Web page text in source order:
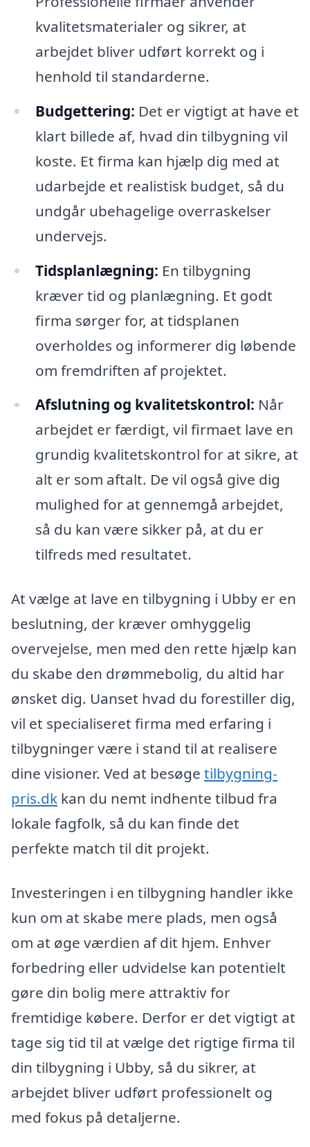
kvalitetsmaterialer og sikrer, at
arbejdet bliver udført korrekt og i
henhold til standarderne.
Budgettering: Det er vigtigt at have et
klart billede af, hvad din tilbygning vil
koste. Et firma kan hjælp dig med at
udarbejde et realistisk budget, så du
undgår ubehagelige overraskelser
undervejs.
Tidsplanlægning: En tilbygning
kræver tid og planlægning. Et godt
firma sørger for, at tidsplanen
overholdes og informerer dig løbende
om fremdriften af projektet.
Afslutning og kvalitetskontrol: Når
arbejdet er færdigt, vil firmaet lave en
grundig kvalitetskontrol for at sikre, at
alt er som aftalt. De vil også give dig
mulighed for at gennemgå arbejdet,
så du kan være sikker på, at du er
tilfreds med resultatet.
At vælge at lave en tilbygning i Ubby er en
beslutning, der kræver omhyggelig
overvejelse, men med den rette hjælp kan
du skabe den drømmebolig, du altid har
ønsket dig. Uanset hvad du forestiller dig,
vil et specialiseret firma med erfaring i
tilbygninger være i stand til at realisere
dine visioner. Ved at besøge tilbygning-
pris.dk kan du nemt indhente tilbud fra
lokale fagfolk, så du kan finde det
perfekte match til dit projekt.
Investeringen i en tilbygning handler ikke
kun om at skabe mere plads, men også
om at øge værdien af dit hjem. Enhver
forbedring eller udvidelse kan potentielt
gøre din bolig mere attraktiv for
fremtidige købere. Derfor er det vigtigt at
tage sig tid til at vælge det rigtige firma til
din tilbygning i Ubby, så du sikrer, at
arbejdet bliver udført professionelt og
med fokus på detaljerne.